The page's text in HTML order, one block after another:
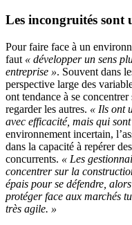
Les incongruités sont
Pour faire face à un
faut « développer un sens
entreprise ». Souvent dans
perspective large des
ont tendance à se
regarder les autres. « Ils ont
avec efficacité, mais qui
environnement incertain,
dans la capacité à repérer
concurrents. « Les
concentrer sur la
épais pour se défendre,
protéger face aux marchés
très agile. »